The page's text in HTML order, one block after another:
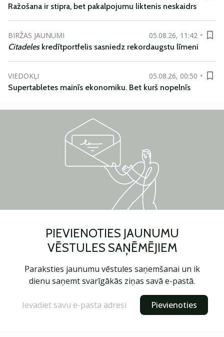
Ražošana ir stipra, bet pakalpojumu liktenis neskaidrs
BIRŽAS JAUNUMI
05.08.26, 11:42
Citadeleskredītportfelis sasniedz rekordaugstu līmeni
VIEDOKĻI
05.08.26, 00:50
Supertabletes mainīs ekonomiku. Bet kurš nopelnīs
PIEVIENOTIES JAUNUMU
VĒSTULES SAŅĒMĒJIEM
Paraksties jaunumu vēstules saņemšanai un ik
dienu saņemt svarīgākās ziņas savā e-pastā.
Pievienoties